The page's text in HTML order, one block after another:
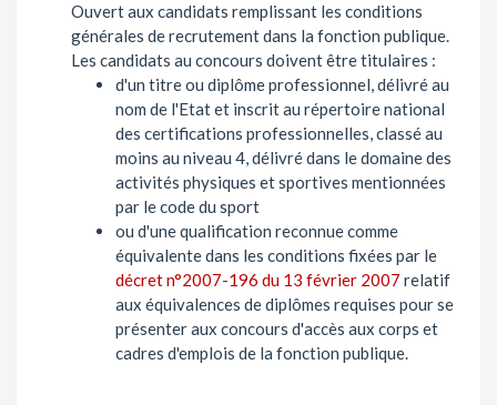
Ouvert aux candidats remplissant les conditions
générales de recrutement dans la fonction publique.
Les candidats au concours doivent être titulaires :
d'un titre ou diplôme professionnel, délivré au
nom de l'Etat et inscrit au répertoire national
des certifications professionnelles, classé au
moins au niveau 4, délivré dans le domaine des
activités physiques et sportives mentionnées
par le code du sport
ou d'une qualification reconnue comme
équivalente dans les conditions fixées par le
décret n°2007-196 du 13 février 2007 relatif
aux équivalences de diplômes requises pour se
présenter aux concours d'accès aux corps et
cadres d'emplois de la fonction publique.